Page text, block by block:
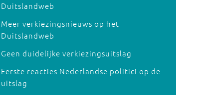
Duitslandweb
Meer verkiezingsnieuws op het
Duitslandweb
Geen duidelijke verkiezingsuitslag
Eerste reacties Nederlandse politici op de
uitslag